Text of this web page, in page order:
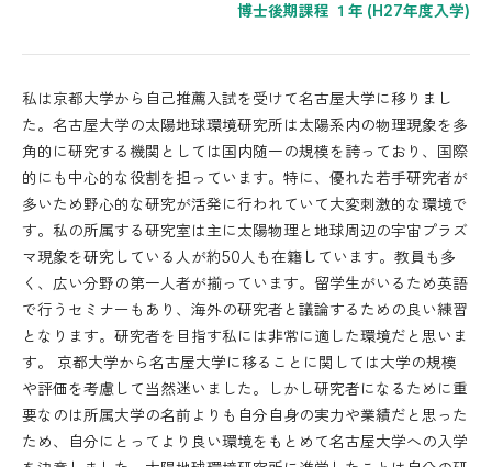
博士後期課程 １年 (H27年度入学)
私は京都大学から自己推薦入試を受けて名古屋大学に移りまし
た。名古屋大学の太陽地球環境研究所は太陽系内の物理現象を多
角的に研究する機関としては国内随一の規模を誇っており、国際
的にも中心的な役割を担っています。特に、優れた若手研究者が
多いため野心的な研究が活発に行われていて大変刺激的な環境で
す。私の所属する研究室は主に太陽物理と地球周辺の宇宙プラズ
マ現象を研究している人が約50人も在籍しています。教員も多
く、広い分野の第一人者が揃っています。留学生がいるため英語
で行うセミナーもあり、海外の研究者と議論するための良い練習
となります。研究者を目指す私には非常に適した環境だと思いま
す。 京都大学から名古屋大学に移ることに関しては大学の規模
や評価を考慮して当然迷いました。しかし研究者になるために重
要なのは所属大学の名前よりも自分自身の実力や業績だと思った
ため、自分にとってより良い環境をもとめて名古屋大学への入学